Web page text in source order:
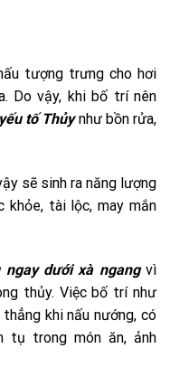
tượng trưng cho hơi
Do vậy, khi bố trí nên
tố Thủynhư bồn rửa,
sẽ sinh ra năng lượng
khỏe, tài lộc, may mắn
dưới xà ngangvì
thủy. Việc bố trí như
khi nấu nướng, có
tụ trong món ăn, ảnh